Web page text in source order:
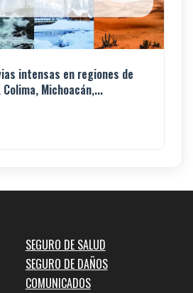
intensas en regiones de
Michoacán,...
SEGURO DE SALUD
SEGURO DE DAÑOS
COMUNICADOS